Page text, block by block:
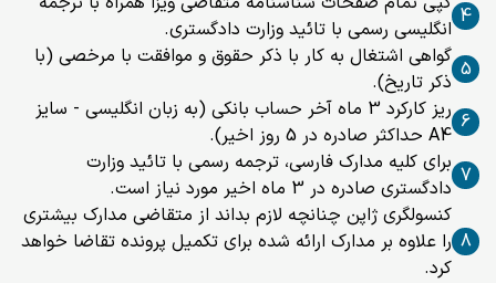
4 انگلیسی رسمی با تائید وزارت دادگستری.
5 گواهی اشتغال به کار با ذکر حقوق و موافقت با مرخصی (با
ذکر تاریخ).
6
ریز کارکرد 3 ماه آخر حساب بانکی (به زبان انگلیسی - سایز
A4 حداکثر صادره در 5 روز اخیر).
7 برای کلیه مدارک فارسی، ترجمه رسمی با تائید وزارت
دادگستری صادره در 3 ماه اخیر مورد نیاز است.
8
کنسولگری ژاپن چنانچه لازم بداند از متقاضی مدارک بیشتری
را علاوه بر مدارک ارائه شده برای تکمیل پرونده تقاضا خواهد
کرد.